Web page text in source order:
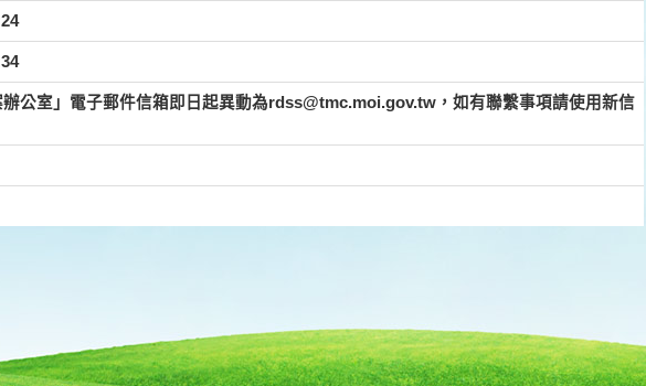
辦公室」電子郵件信箱即日起異動為rdss@tmc.moi.gov.tw，如有聯繫事項請使用新信